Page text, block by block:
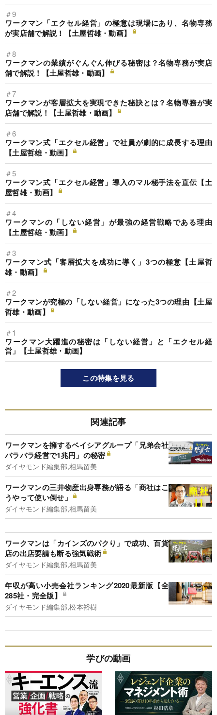
＃9
ワークマン「エクセル経営」の極意は現場にあり、名物専務
が実店舗で解説！【土屋哲雄・動画】
＃8
ワークマンの業績がぐんぐん伸びる秘密は？名物専務が実店
舗で解説！【土屋哲雄・動画】
＃7
ワークマンが客層拡大を実現できた秘訣とは？名物専務が実
店舗で解説！【土屋哲雄・動画】
＃6
ワークマン式「エクセル経営」で社員が劇的に成長する理由
【土屋哲雄・動画】
＃5
ワークマン式「エクセル経営」導入のマル秘手法を直伝【土
屋哲雄・動画】
＃4
ワークマンの「しない経営」が最強の経営戦略である理由
【土屋哲雄・動画】
＃3
ワークマン式「客層拡大を成功に導く」3つの極意【土屋哲
雄・動画】
＃2
ワークマンが究極の「しない経営」になった3つの理由【土屋
哲雄・動画】
＃1
ワークマン大躍進の秘密は「しない経営」と「エクセル経
営」【土屋哲雄・動画】
この特集を見る
関連記事
ワークマンを擁するベイシアグループ「兄弟会社
バラバラ経営で1兆円」の秘密
ダイヤモンド編集部,相馬留美
ワークマンの三井物産出身専務が語る「商社はこ
うやって使い倒せ」
ダイヤモンド編集部,相馬留美
ワークマンは「カインズのパクり」で成功、百貨
店の出店要請も断る強気戦術
ダイヤモンド編集部,相馬留美
年収が高い小売会社ランキング2020最新版【全
285社・完全版】
ダイヤモンド編集部,松本裕樹
学びの動画